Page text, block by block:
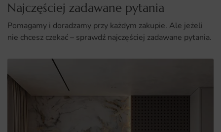
Najczęściej zadawane pytania
Pomagamy i doradzamy przy każdym zakupie. Ale jeżeli
nie chcesz czekać – sprawdź najczęściej zadawane pytania.